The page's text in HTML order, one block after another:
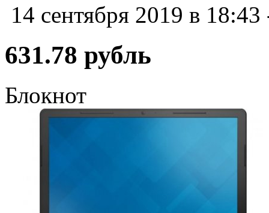
14 сентября 2019 в
631.78 рубль
Блокнот